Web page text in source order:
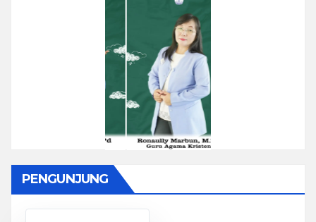
PENGUNJUNG